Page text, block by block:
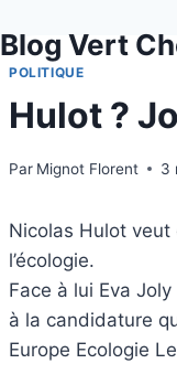
au
contenu
Blog Vert
POLITIQUE
Hulot ?
Par Mignot Florent 3
Nicolas Hulot
l’écologie.
Face à lui Eva
à la candidature
Europe Ecologie